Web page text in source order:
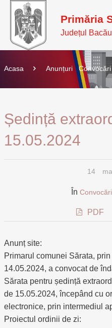
Primăria
Județul Bacău
Acasa Anunțuri Convocări
Ședință
15.05.2024
14
În
PDF
Anunț site:
Primarul comunei Sărata,
14.05.2024, a convocat de
Sărata pentru ședință
de 15.05.2024, începând cu
electronice, prin intermediul
Proiectul ordinii de zi: